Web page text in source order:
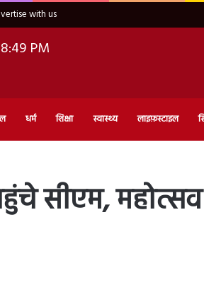
with us
PM
धर्म शिक्षा स्वास्थ्य लाइफ़स्टाइल
सीएम,